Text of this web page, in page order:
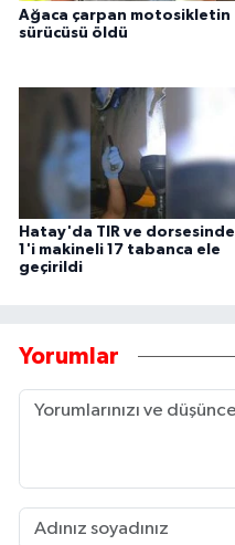
Ağaca çarpan motosikletin
sürücüsü öldü
Hatay'da TIR ve dorsesinde
1'i makineli 17 tabanca ele
geçirildi
Yorumlar